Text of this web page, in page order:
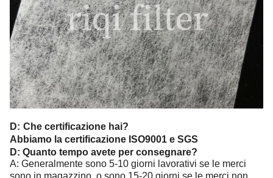
D: Che certificazione hai?
Abbiamo la certificazione ISO9001 e SGS
D: Quanto tempo avete per consegnare?
A: Generalmente sono 5-10 giorni lavorativi se le merci